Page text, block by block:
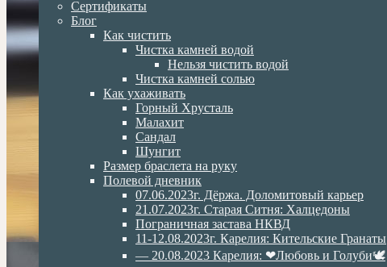
Сертификаты
Блог
Как чистить
Чистка камней водой
Нельзя чистить водой
Чистка камней солью
Как ухаживать
Горный Хрусталь
Малахит
Сандал
Шунгит
Размер браслета на руку
Полевой дневник
07.06.2023г. Дёржа. Доломитовый карьер
21.07.2023г. Старая Ситня: Халцедоны
Пограничная застава НКВД
11-12.08.2023г. Карелия: Кительские Гранаты
— 20.08.2023 Карелия: ❤Любовь и Голуби🕊